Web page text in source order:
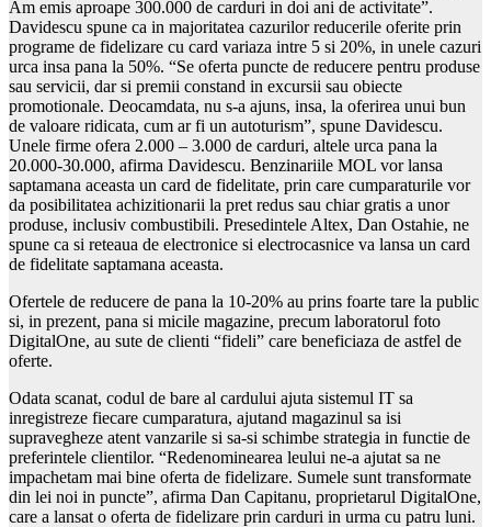
Am emis aproape 300.000 de carduri in doi ani de activitate”.
Davidescu spune ca in majoritatea cazurilor reducerile oferite prin
programe de fidelizare cu card variaza intre 5 si 20%, in unele cazuri
urca insa pana la 50%. “Se oferta puncte de reducere pentru produse
sau servicii, dar si premii constand in excursii sau obiecte
promotionale. Deocamdata, nu s-a ajuns, insa, la oferirea unui bun
de valoare ridicata, cum ar fi un autoturism”, spune Davidescu.
Unele firme ofera 2.000 – 3.000 de carduri, altele urca pana la
20.000-30.000, afirma Davidescu. Benzinariile MOL vor lansa
saptamana aceasta un card de fidelitate, prin care cumparaturile vor
da posibilitatea achizitionarii la pret redus sau chiar gratis a unor
produse, inclusiv combustibili. Presedintele Altex, Dan Ostahie, ne
spune ca si reteaua de electronice si electrocasnice va lansa un card
de fidelitate saptamana aceasta.
Ofertele de reducere de pana la 10-20% au prins foarte tare la public
si, in prezent, pana si micile magazine, precum laboratorul foto
DigitalOne, au sute de clienti “fideli” care beneficiaza de astfel de
oferte.
Odata scanat, codul de bare al cardului ajuta sistemul IT sa
inregistreze fiecare cumparatura, ajutand magazinul sa isi
supravegheze atent vanzarile si sa-si schimbe strategia in functie de
preferintele clientilor. “Redenominearea leului ne-a ajutat sa ne
impachetam mai bine oferta de fidelizare. Sumele sunt transformate
din lei noi in puncte”, afirma Dan Capitanu, proprietarul DigitalOne,
care a lansat o oferta de fidelizare prin carduri in urma cu patru luni.